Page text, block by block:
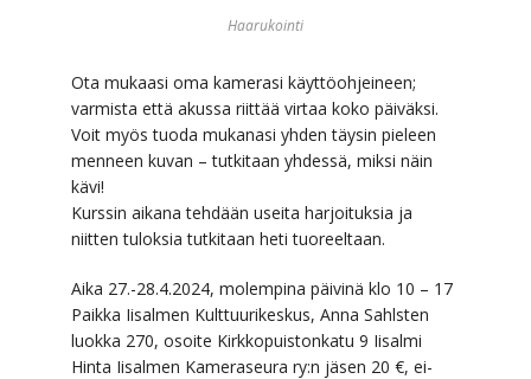
Haarukointi
Ota mukaasi oma kamerasi käyttöohjeineen;
varmista että akussa riittää virtaa koko päiväksi.
Voit myös tuoda mukanasi yhden täysin pieleen
menneen kuvan – tutkitaan yhdessä, miksi näin
kävi!
Kurssin aikana tehdään useita harjoituksia ja
niitten tuloksia tutkitaan heti tuoreeltaan.
Aika 27.-28.4.2024, molempina päivinä klo 10 – 17
Paikka Iisalmen Kulttuurikeskus, Anna Sahlsten
luokka 270, osoite Kirkkopuistonkatu 9 Iisalmi
Hinta Iisalmen Kameraseura ry:n jäsen 20 €, ei-